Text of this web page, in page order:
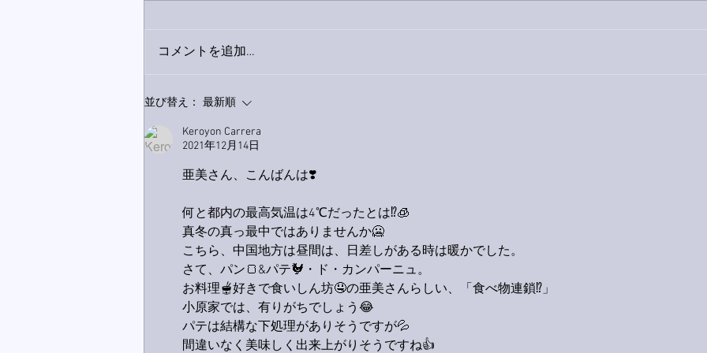
コメントを追加…
並び替え： 最新順
Keroyon Carrera
2021年12月14日
亜美さん、こんばんは❣️
何と都内の最高気温は4℃だったとは⁉️🧊
真冬の真っ最中ではありませんか🥶
こちら、中国地方は昼間は、日差しがある時は暖かでした。
さて、パン🍞&パテ🐓・ド・カンパーニュ。
お料理🫕好きで食いしん坊🤤の亜美さんらしい、「食べ物連鎖⁉️」
小原家では、有りがちでしょう😂
パテは結構な下処理がありそうですが💦
間違いなく美味しく出来上がりそうですね👍